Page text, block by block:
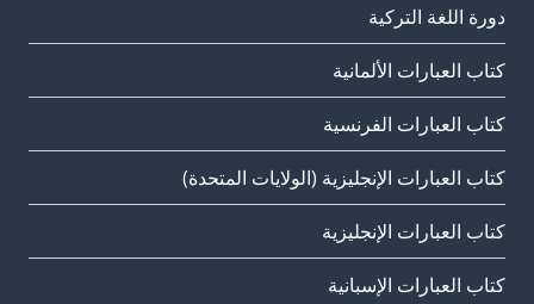
دورة اللغة التركية
كتاب العبارات الألمانية
كتاب العبارات الفرنسية
كتاب العبارات الإنجليزية (الولايات المتحدة)
كتاب العبارات الإنجليزية
كتاب العبارات الإسبانية